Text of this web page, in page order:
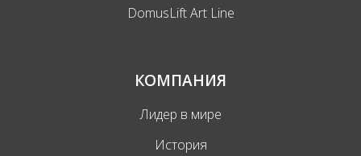
DomusLift Art Line
КОМПАНИЯ
Лидер в мире
История